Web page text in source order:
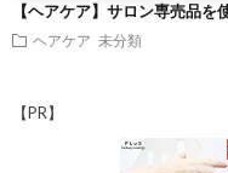
【ヘアケア】サロン専売品
ヘアケア 未分類
【PR】